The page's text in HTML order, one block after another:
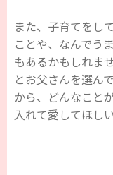
また、子育てをし
ことや、なんでう
もあるかもしれま
とお父さんを選ん
から、どんなこと
入れて愛してほし